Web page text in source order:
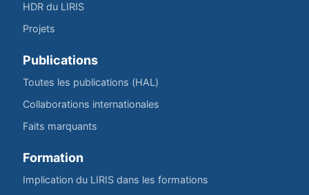
HDR du LIRIS
Projets
Publications
Toutes les publications (HAL)
Collaborations internationales
Faits marquants
Formation
Implication du LIRIS dans les formations